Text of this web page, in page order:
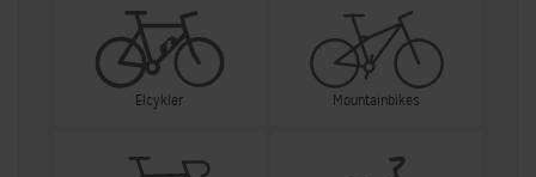
Elcykler Mountainbikes